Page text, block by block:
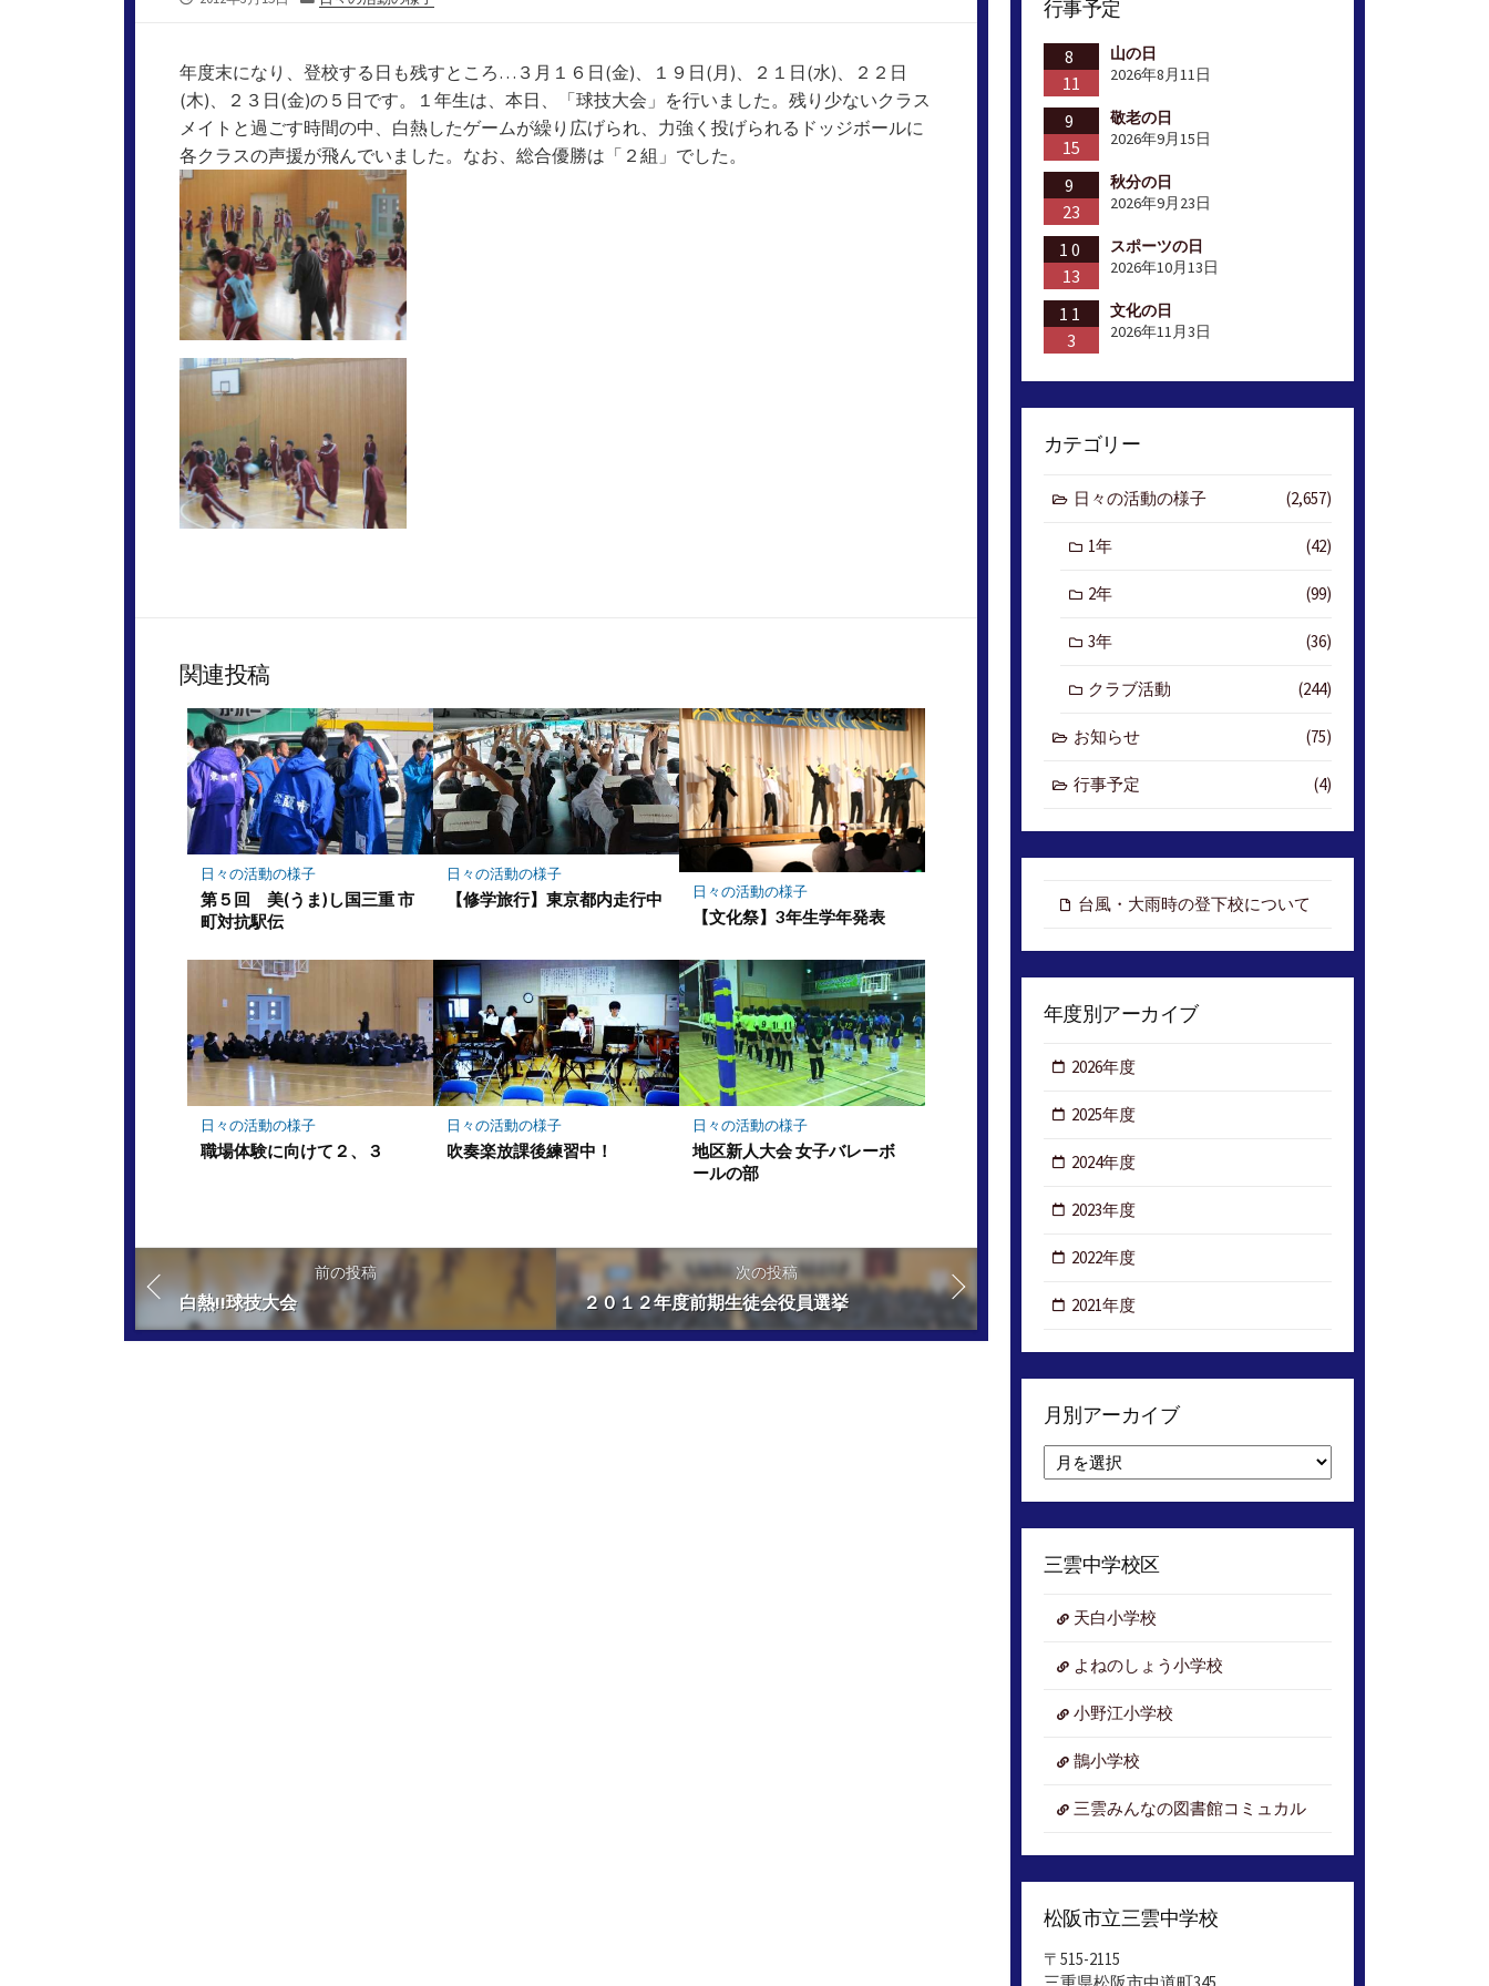
リ
ー
年度末になり、登校する日も残すところ…３月１６日(金)、１９日(月)、２１日(水)、２２日
(木)、２３日(金)の５日です。１年生は、本日、「球技大会」を行いました。残り少ないクラス
メイトと過ごす時間の中、白熱したゲームが繰り広げられ、力強く投げられるドッジボールに
各クラスの声援が飛んでいました。なお、総合優勝は「２組」でした。
関連投稿
日々の活動の様子
第５回 美(うま)し国三重 市
町対抗駅伝
日々の活動の様子
【修学旅行】東京都内走行中 日々の活動の様子
【文化祭】3年生学年発表
日々の活動の様子
職場体験に向けて２、３
日々の活動の様子
吹奏楽放課後練習中！
日々の活動の様子
地区新人大会 女子バレーボ
ールの部
前の投稿
白熱!!球技大会
次の投稿
２０１２年度前期生徒会役員選挙
行事予定
8
11
山の日
2026年8月11日
9
15
敬老の日
2026年9月15日
9
23
秋分の日
2026年9月23日
10
13
スポーツの日
2026年10月13日
11
3
文化の日
2026年11月3日
カテゴリー
日々の活動の様子 (2,657)
1年 (42)
2年 (99)
3年 (36)
クラブ活動 (244)
お知らせ (75)
行事予定 (4)
台風・大雨時の登下校について
年度別アーカイブ
2026年度
2025年度
2024年度
2023年度
2022年度
2021年度
月別アーカイブ
別
ア
ー
イ
三雲中学校区
天白小学校
よねのしょう小学校
小野江小学校
鵲小学校
三雲みんなの図書館コミュカル
松阪市立三雲中学校
〒515-2115